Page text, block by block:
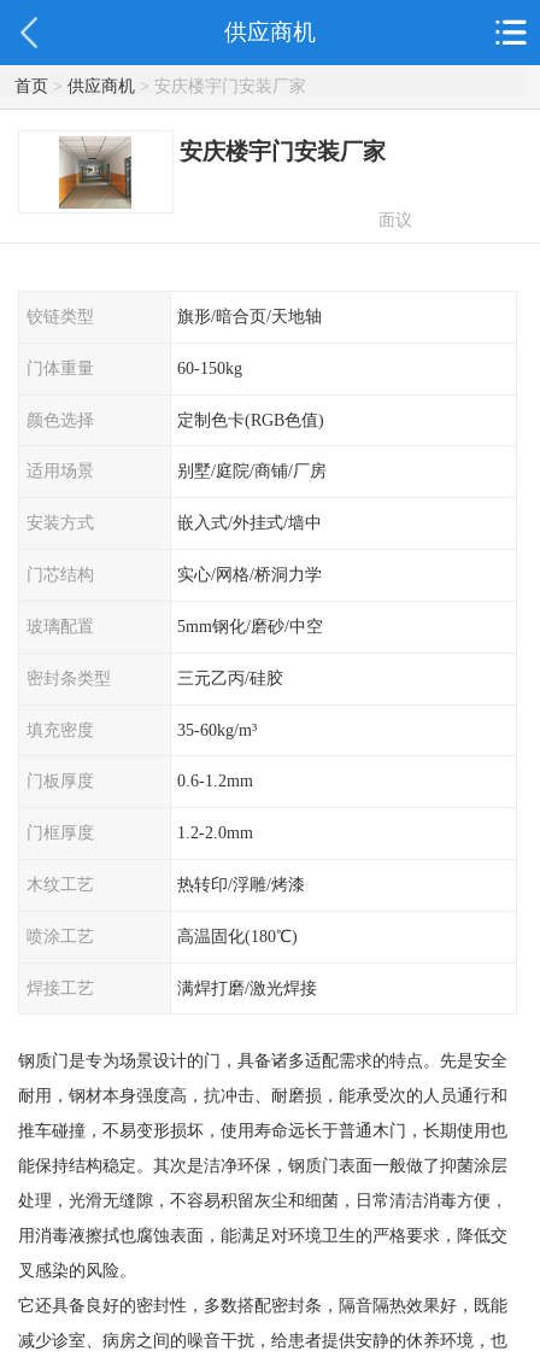
供应商机
首页> 供应商机> 安庆楼宇门安装厂家
安庆楼宇门安装厂家
面议
铰链类型 旗形/暗合页/天地轴
门体重量 60-150kg
颜色选择 定制色卡(RGB色值)
适用场景 别墅/庭院/商铺/厂房
安装方式 嵌入式/外挂式/墙中
门芯结构 实心/网格/桥洞力学
玻璃配置 5mm钢化/磨砂/中空
密封条类型 三元乙丙/硅胶
填充密度 35-60kg/m³
门板厚度 0.6-1.2mm
门框厚度 1.2-2.0mm
木纹工艺 热转印/浮雕/烤漆
喷涂工艺 高温固化(180℃)
焊接工艺 满焊打磨/激光焊接
钢质门是专为场景设计的门，具备诸多适配需求的特点。先是安全
耐用，钢材本身强度高，抗冲击、耐磨损，能承受次的人员通行和
推车碰撞，不易变形损坏，使用寿命远长于普通木门，长期使用也
能保持结构稳定。其次是洁净环保，钢质门表面一般做了抑菌涂层
处理，光滑无缝隙，不容易积留灰尘和细菌，日常清洁消毒方便，
用消毒液擦拭也腐蚀表面，能满足对环境卫生的严格要求，降低交
叉感染的风险。
它还具备良好的密封性，多数搭配密封条，隔音隔热效果好，既能
减少诊室、病房之间的噪音干扰，给患者提供安静的休养环境，也